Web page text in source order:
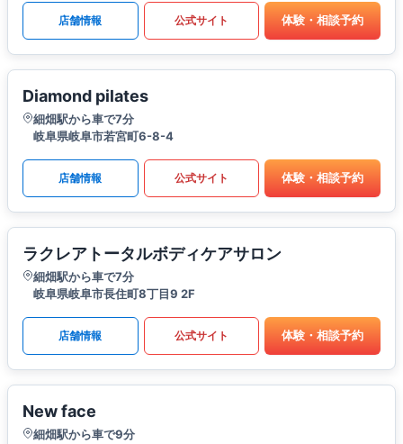
店舗情報 公式サイト 体験・相談予約
Diamond pilates
細畑駅から車で7分
岐阜県岐阜市若宮町6-8-4
店舗情報 公式サイト 体験・相談予約
ラクレアトータルボディケアサロン
細畑駅から車で7分
岐阜県岐阜市長住町8丁目9 2F
店舗情報 公式サイト 体験・相談予約
New face
細畑駅から車で9分